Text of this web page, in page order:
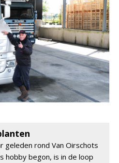
geleden rond Van Oirschots
hobby begon, is in de loop